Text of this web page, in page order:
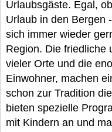
Urlaubsgäste. Egal,
Urlaub in den Bergen
sich immer wieder
Region. Die friedliche
vieler Orte und die
Einwohner, machen
schon zur Tradition
bieten spezielle
mit Kindern an und